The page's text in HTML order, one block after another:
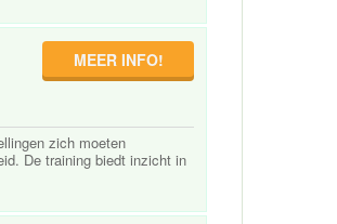
MEER INFO!
zich moeten
De training biedt inzicht in